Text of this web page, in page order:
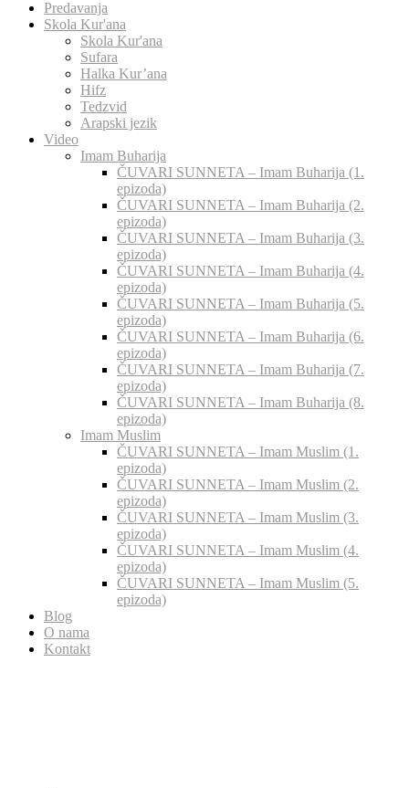
Predavanja
Skola Kur'ana
Skola Kur'ana
Sufara
Halka Kur’ana
Hifz
Tedzvid
Arapski jezik
Video
Imam Buharija
ČUVARI SUNNETA – Imam Buharija (1.
epizoda)
ČUVARI SUNNETA – Imam Buharija (2.
epizoda)
ČUVARI SUNNETA – Imam Buharija (3.
epizoda)
ČUVARI SUNNETA – Imam Buharija (4.
epizoda)
ČUVARI SUNNETA – Imam Buharija (5.
epizoda)
ČUVARI SUNNETA – Imam Buharija (6.
epizoda)
ČUVARI SUNNETA – Imam Buharija (7.
epizoda)
ČUVARI SUNNETA – Imam Buharija (8.
epizoda)
Imam Muslim
ČUVARI SUNNETA – Imam Muslim (1.
epizoda)
ČUVARI SUNNETA – Imam Muslim (2.
epizoda)
ČUVARI SUNNETA – Imam Muslim (3.
epizoda)
ČUVARI SUNNETA – Imam Muslim (4.
epizoda)
ČUVARI SUNNETA – Imam Muslim (5.
epizoda)
Blog
O nama
Kontakt